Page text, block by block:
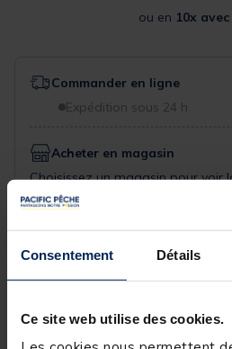
Consentement Détails
Ce site web utilise des cookies.
ou en 10x
Commander en ligne
Expédition sous 24 h
Acheter en magasin
Choisissez un magasin pour voir
Rechercher votre magasin